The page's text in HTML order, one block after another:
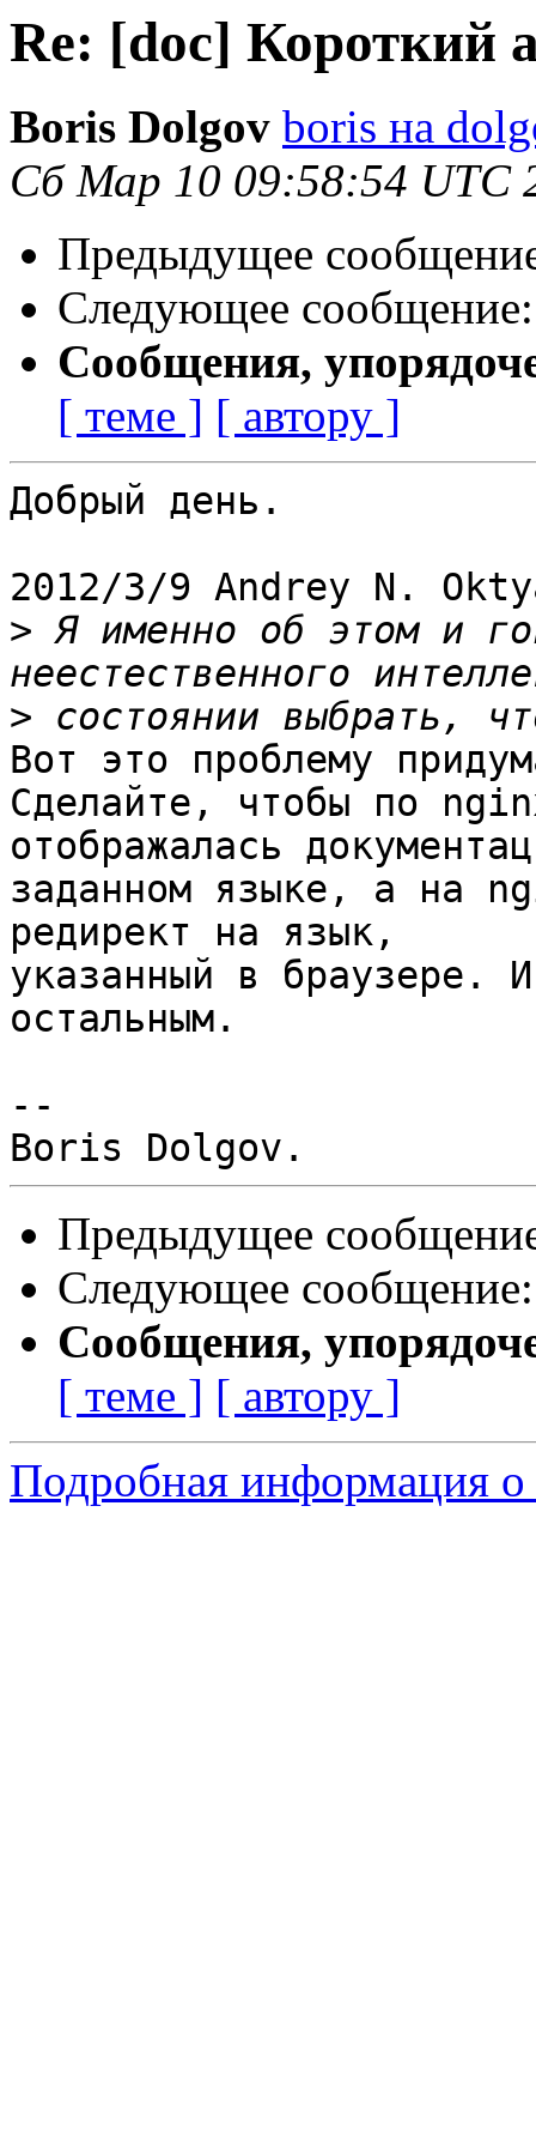
Re: [doc] Короткий
Boris Dolgov boris на
Сб Мар 10 09:58:54 UTC
Предыдущее
Следующее
Сообщения,
[ теме ] [ автору ]
Добрый день.
2012/3/9 Andrey N.
> Я именно об этом и
>
Вот это проблему
Сделайте, чтобы по
отображалась
заданном языке, а на
редирект на язык,
указанный в браузере.
остальным.
--
Предыдущее
Следующее
Сообщения,
[ теме ] [ автору ]
Подробная информация